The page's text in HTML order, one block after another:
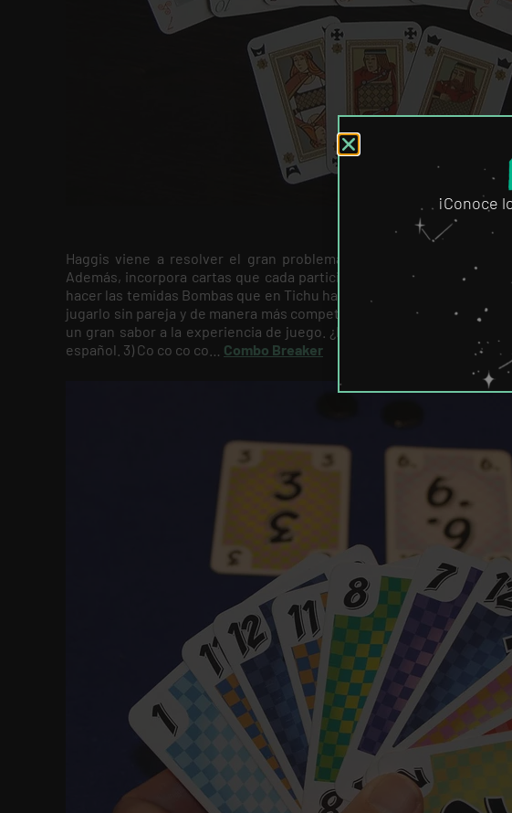
Haggis viene a resolver el gran problema de Tichu, la cantidad
Además, incorpora cartas que cada participante tendrá como base
hacer las temidas Bombas que en Tichu hacen pasar pésimos ratos
jugarlo sin pareja y de manera más competitiva. También podrás
un gran sabor a la experiencia de juego. ¿Lo malo? Casi imposible
español. 3) Co co co co… Combo Breaker
¡Conoce